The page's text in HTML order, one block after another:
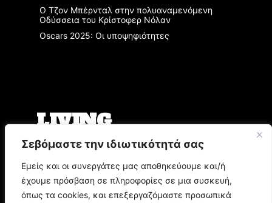
Σεβόμαστε την ιδιωτικότητά σας
Εμείς και οι συνεργάτες μας αποθηκεύουμε και/ή
έχουμε πρόσβαση σε πληροφορίες σε μια συσκευή,
όπως τα cookies, και επεξεργαζόμαστε προσωπικά
Ο Τζον Μπέρνταλ στην πολυαναμενόμενη
Οδύσσεια του Κρίστοφερ Νόλαν
Oscars 2025: Οι υποψηφιότητες
LIVING
Ο Άρης Μπινιάρης σκηνοθετεί τη «Δίκη» του
Παπασπηλιόπουλο
Ο Δημήτρης Μυστακίδης επιστρέφει στον
Σταυρό του Νότου Plus